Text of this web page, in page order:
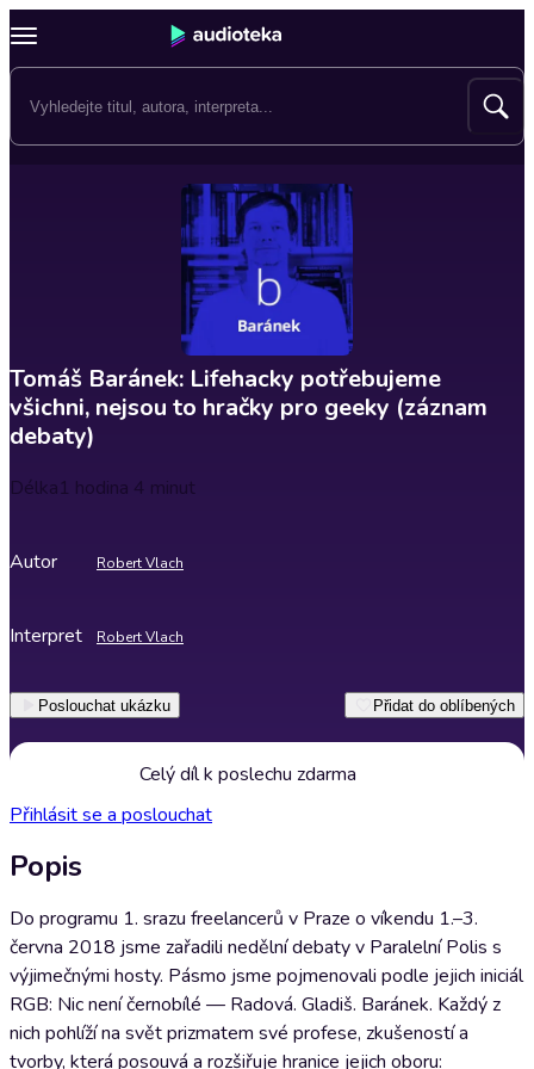
Tomáš Baránek: Lifehacky potřebujeme
všichni, nejsou to hračky pro geeky (záznam
debaty)
Délka1 hodina 4 minut
Autor Robert Vlach
Interpret Robert Vlach
Poslouchat ukázku Přidat do oblíbených
Celý díl k poslechu zdarma
Přihlásit se a poslouchat
Popis
Do programu 1. srazu freelancerů v Praze o víkendu 1.–3.
června 2018 jsme zařadili nedělní debaty v Paralelní Polis s
výjimečnými hosty. Pásmo jsme pojmenovali podle jejich iniciál
RGB: Nic není černobílé — Radová. Gladiš. Baránek. Každý z
nich pohlíží na svět prizmatem své profese, zkušeností a
tvorby, která posouvá a rozšiřuje hranice jejich oboru: